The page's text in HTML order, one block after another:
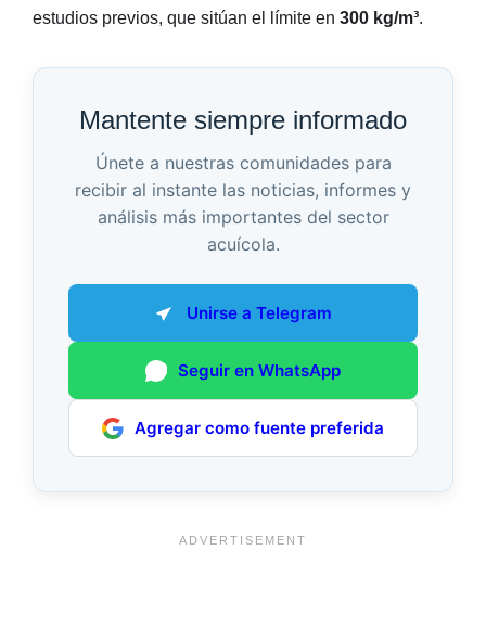
estudios previos, que sitúan el límite en 300 kg/m³.
Mantente siempre informado
Únete a nuestras comunidades para
recibir al instante las noticias, informes y
análisis más importantes del sector
acuícola.
Unirse a Telegram
Seguir en WhatsApp
Agregar como fuente preferida